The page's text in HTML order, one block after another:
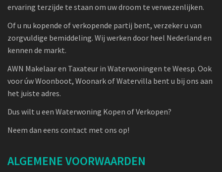
ervaring terzijde te staan om uw droom te verwezenlijken.
Of u nu kopende of verkopende partij bent, verzeker u van
zorgvuldige bemiddeling. Wij werken door heel Nederland en
kennen de markt.
AWN Makelaar en Taxateur in Waterwoningen te Weesp. Ook
voor úw Woonboot, Woonark of Watervilla bent u bij ons aan
het juiste adres.
Dus wilt u een Waterwoning Kopen of Verkopen?
Neem dan eens contact met ons op!
ALGEMENE VOORWAARDEN